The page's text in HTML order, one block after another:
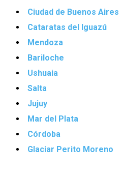
Ciudad de Buenos Aires
Cataratas del Iguazú
Mendoza
Bariloche
Ushuaia
Salta
Jujuy
Mar del Plata
Córdoba
Glaciar Perito Moreno